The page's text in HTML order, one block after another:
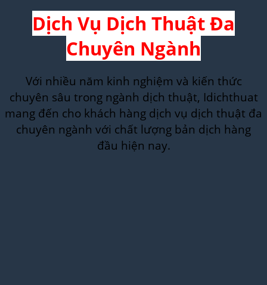
Dịch Vụ Dịch Thuật Đa
Chuyên Ngành
Với nhiều năm kinh nghiệm và kiến thức
chuyên sâu trong ngành dịch thuật, Idichthuat
mang đến cho khách hàng dịch vụ dịch thuật đa
chuyên ngành với chất lượng bản dịch hàng
đầu hiện nay.